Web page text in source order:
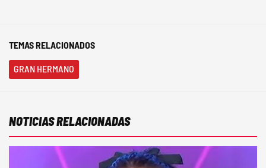
TEMAS RELACIONADOS
GRAN HERMANO
NOTICIAS RELACIONADAS